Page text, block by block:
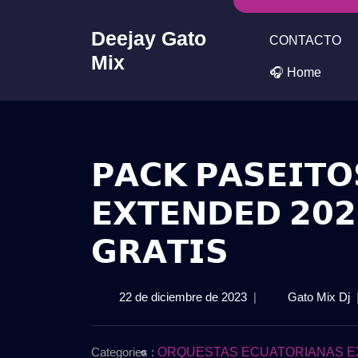
Deejay Gato
Mix
CONTACTO
🎧 Home
𝗣𝗔𝗖𝗞
𝗘𝗫𝗧𝗘𝗡𝗗𝗘𝗗
𝗚𝗥𝗔𝗧𝗜𝗦
22 de diciembre de 202322
de
| Gato Mix Dj
–
|
Categories : ORQUESTAS ECUATORIANAS